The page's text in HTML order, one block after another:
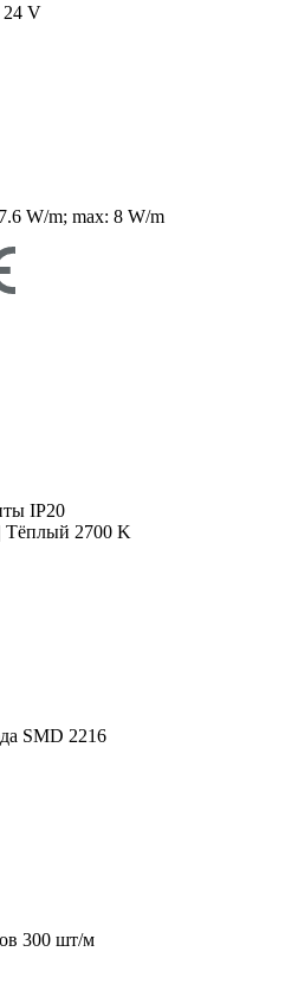
24 V
W/m; max: 8 W/m
IP20
Тёплый 2700 K
SMD 2216
300 шт/м